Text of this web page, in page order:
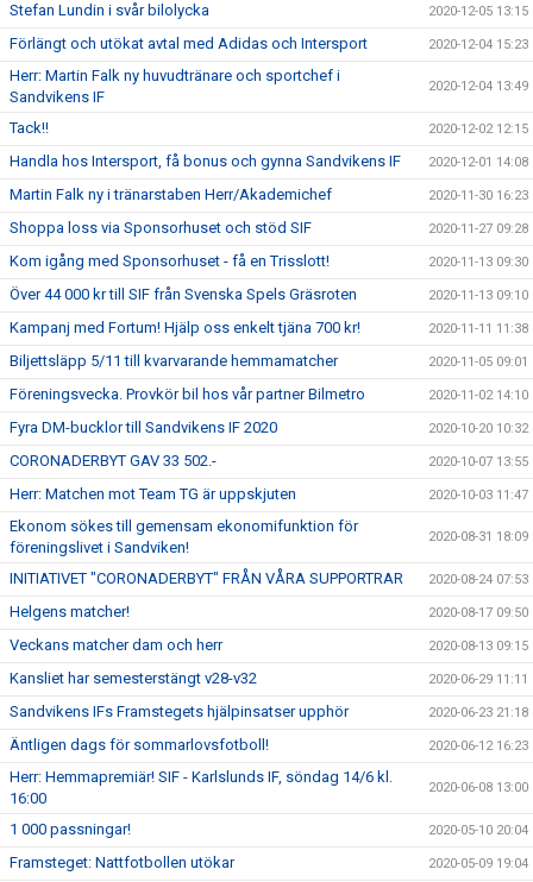
Stefan Lundin i svår bilolycka 2020-12-05 13:15
Förlängt och utökat avtal med Adidas och Intersport 2020-12-04 15:23
Herr: Martin Falk ny huvudtränare och sportchef i
Sandvikens IF
2020-12-04 13:49
Tack!! 2020-12-02 12:15
Handla hos Intersport, få bonus och gynna Sandvikens IF 2020-12-01 14:08
Martin Falk ny i tränarstaben Herr/Akademichef 2020-11-30 16:23
Shoppa loss via Sponsorhuset och stöd SIF 2020-11-27 09:28
Kom igång med Sponsorhuset - få en Trisslott! 2020-11-13 09:30
Över 44 000 kr till SIF från Svenska Spels Gräsroten 2020-11-13 09:10
Kampanj med Fortum! Hjälp oss enkelt tjäna 700 kr! 2020-11-11 11:38
Biljettsläpp 5/11 till kvarvarande hemmamatcher 2020-11-05 09:01
Föreningsvecka. Provkör bil hos vår partner Bilmetro 2020-11-02 14:10
Fyra DM-bucklor till Sandvikens IF 2020 2020-10-20 10:32
CORONADERBYT GAV 33 502.- 2020-10-07 13:55
Herr: Matchen mot Team TG är uppskjuten 2020-10-03 11:47
Ekonom sökes till gemensam ekonomifunktion för
föreningslivet i Sandviken!
2020-08-31 18:09
INITIATIVET "CORONADERBYT" FRÅN VÅRA SUPPORTRAR 2020-08-24 07:53
Helgens matcher! 2020-08-17 09:50
Veckans matcher dam och herr 2020-08-13 09:15
Kansliet har semesterstängt v28-v32 2020-06-29 11:11
Sandvikens IFs Framstegets hjälpinsatser upphör 2020-06-23 21:18
Äntligen dags för sommarlovsfotboll! 2020-06-12 16:23
Herr: Hemmapremiär! SIF - Karlslunds IF, söndag 14/6 kl.
16:00
2020-06-08 13:00
1 000 passningar! 2020-05-10 20:04
Framsteget: Nattfotbollen utökar 2020-05-09 19:04